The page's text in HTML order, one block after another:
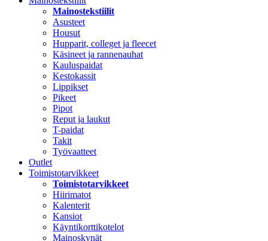
Mainostekstiilit
Asusteet
Housut
Hupparit, colleget ja fleecet
Käsineet ja rannenauhat
Kauluspaidat
Kestokassit
Lippikset
Pikeet
Pipot
Reput ja laukut
T-paidat
Takit
Työvaatteet
Outlet
Toimistotarvikkeet
Toimistotarvikkeet
Hiirimatot
Kalenterit
Kansiot
Käyntikorttikotelot
Mainoskynät